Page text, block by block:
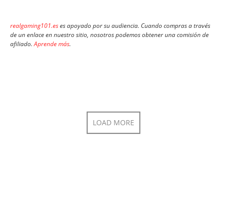
realgaming101.eses apoyado por su audiencia. Cuando compras a través
de un enlace en nuestro sitio, nosotros podemos obtener una comisión de
afiliado.Aprende más.
LOAD MORE